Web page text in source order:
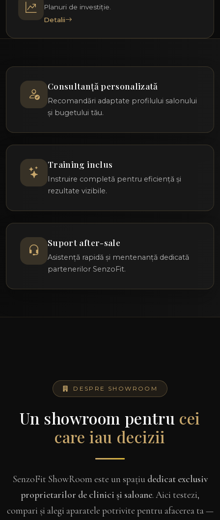
Planuri de investiție.
Detalii
Consultanță personalizată
Recomandări adaptate profilului salonului
și bugetului tău.
Training inclus
Instruire completă pentru eficiență și
rezultate vizibile.
Suport after-sale
Asistență rapidă și mentenanță dedicată
partenerilor SenzoFit.
DESPRE SHOWROOM
Un showroom pentru cei
care iau decizii
SenzoFit ShowRoom este un spațiu dedicat exclusiv
proprietarilor de clinici și saloane. Aici testezi,
compari și alegi aparatele potrivite pentru afacerea ta —